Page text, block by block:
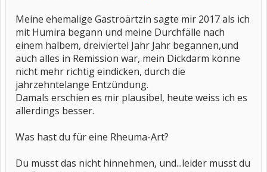
Meine ehemalige Gastroärtzin sagte mir 2017 als ich
mit Humira begann und meine Durchfälle nach
einem halbem, dreiviertel Jahr Jahr begannen,und
auch alles in Remission war, mein Dickdarm könne
nicht mehr richtig eindicken, durch die
jahrzehntelange Entzündung.
Damals erschien es mir plausibel, heute weiss ich es
allerdings besser.
Was hast du für eine Rheuma-Art?
Du musst das nicht hinnehmen, und...leider musst du